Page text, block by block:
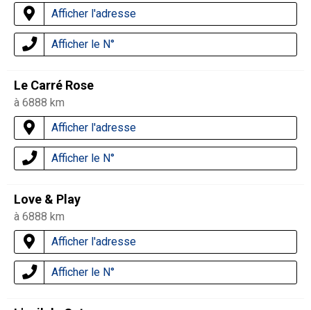
Afficher l'adresse
Afficher le N°
Le Carré Rose
à 6888 km
Afficher l'adresse
Afficher le N°
Love & Play
à 6888 km
Afficher l'adresse
Afficher le N°